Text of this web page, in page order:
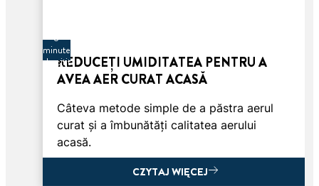
3
minute
de cititREDUCEȚI UMIDITATEA PENTRU A
AVEA AER CURAT ACASĂ
Câteva metode simple de a păstra aerul
curat și a îmbunătăți calitatea aerului
acasă.
CZYTAJ WIĘCEJ